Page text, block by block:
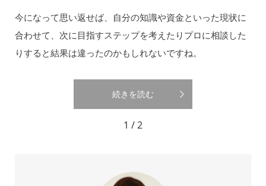
今になって思い返せば、自分の知識や資金といった現状に
合わせて、次に目指すステップを考えたりプロに相談した
りすると結果は違ったのかもしれないですね。
続きを読む
1 / 2